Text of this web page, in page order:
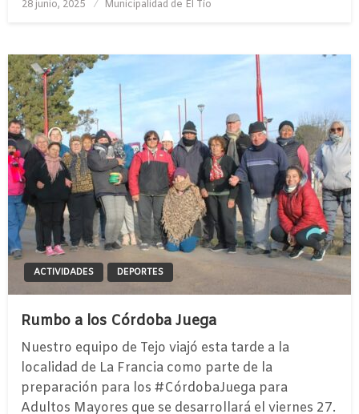
Publicado
28 junio, 2025 Municipalidad de El Tío
ACTIVIDADES DEPORTES
Rumbo a los Córdoba Juega
Nuestro equipo de Tejo viajó esta tarde a la
localidad de La Francia como parte de la
preparación para los #CórdobaJuega para
Adultos Mayores que se desarrollará el viernes 27.